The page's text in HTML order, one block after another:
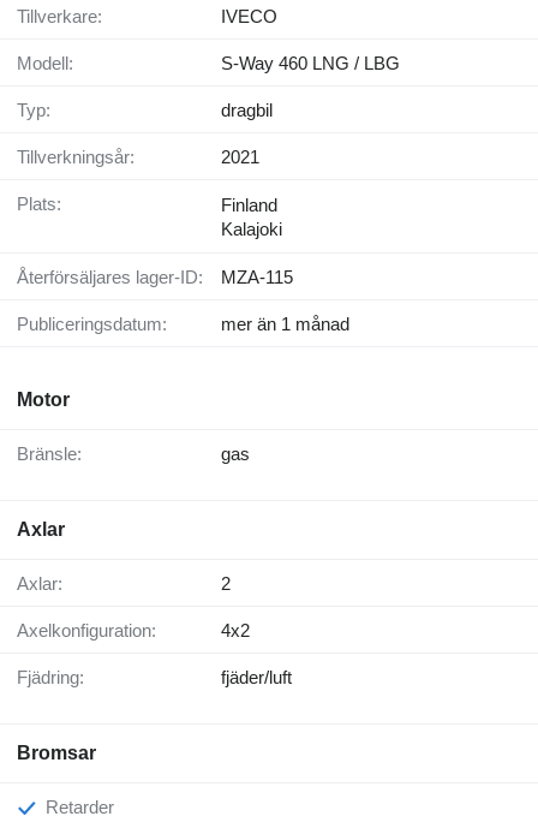
Tillverkare: IVECO
Modell: S-Way 460 LNG / LBG
Typ: dragbil
Tillverkningsår: 2021
Plats:
Finland
Kalajoki
Återförsäljares lager-ID: MZA-115
Publiceringsdatum: mer än 1 månad
Motor
Bränsle: gas
Axlar
Axlar: 2
Axelkonfiguration: 4x2
Fjädring: fjäder/luft
Bromsar
Retarder